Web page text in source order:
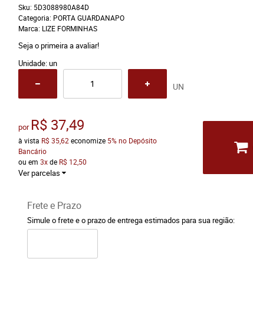
Sku: 5D3088980A84D
Categoria: PORTA GUARDANAPO
Marca: LIZE FORMINHAS
Seja o primeira a avaliar!
Unidade: un
UN
por R$ 37,49
à vista R$ 35,62 economize 5% no Depósito
Bancário
ou em 3xde R$ 12,50
Ver parcelas
Frete e Prazo
Simule o frete e o prazo de entrega estimados para sua região: